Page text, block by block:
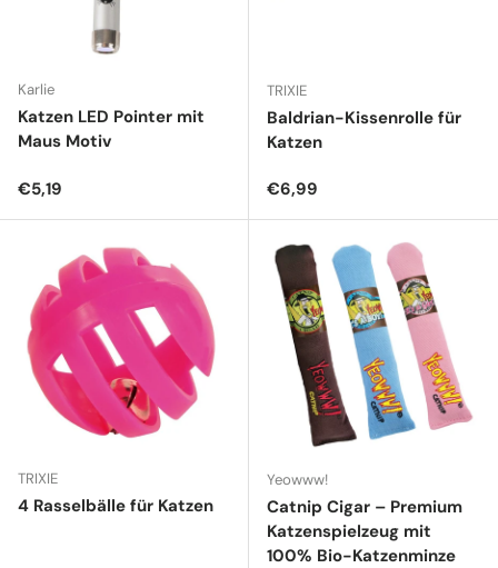
Karlie
Katzen LED Pointer mit
Maus Motiv
Normaler Preis
€5,19
TRIXIE
Baldrian-Kissenrolle für
Katzen
Normaler Preis
€6,99
TRIXIE
4 Rasselbälle für Katzen
Yeowww!
Catnip Cigar – Premium
Katzenspielzeug mit
100% Bio-Katzenminze